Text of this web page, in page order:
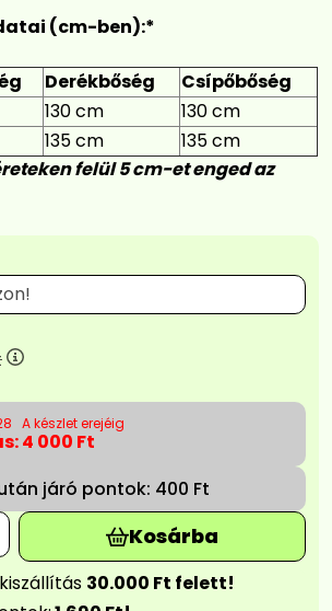
(cm-ben):*
Derékbőség
Csípőbőség
130 cm
130 cm
135 cm
135 cm
felül 5 cm-et enged az
A készlet erejéig
4 000 Ft
járó pontok: 400 Ft
Kosárba
30.000 Ft felett!